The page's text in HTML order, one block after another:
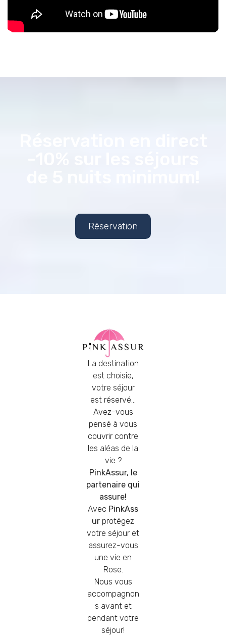
Réservation
La destination
est choisie,
votre séjour
est réservé…
Avez-vous
pensé à vous
couvrir contre
les aléas de la
vie ?
PinkAssur, le
partenaire qui
assure!
Avec PinkAss
ur protégez
votre séjour et
assurez-vous
une vie en
Rose.
Nous vous
accompagnon
s avant et
pendant votre
séjour!